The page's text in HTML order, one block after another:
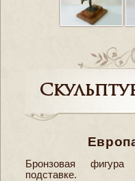
Бронзовая
подставке.